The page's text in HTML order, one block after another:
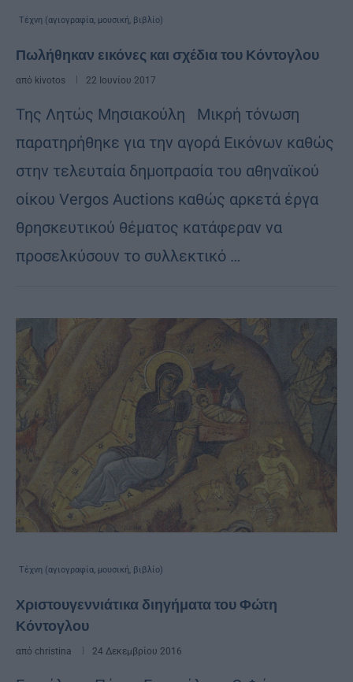
Τέχνη (αγιογραφία, μουσική, βιβλίο)
Πωλήθηκαν εικόνες και σχέδια του Κόντογλου
από kivotos 22 Ιουνίου 2017
Της Λητώς Μησιακούλη Μικρή τόνωση
παρατηρήθηκε για την αγορά Εικόνων καθώς
στην τελευταία δημοπρασία του αθηναϊκού
οίκου Vergos Auctions καθώς αρκετά έργα
θρησκευτικού θέματος κατάφεραν να
προσελκύσουν το συλλεκτικό …
Τέχνη (αγιογραφία, μουσική, βιβλίο)
Χριστουγεννιάτικα διηγήματα του Φώτη
Κόντογλου
από christina 24 Δεκεμβρίου 2016